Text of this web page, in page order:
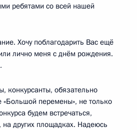
ребятами со всей нашей
Хочу поблагодарить Вас ещё
лично меня с днём рождения.
конкурсанты, обязательно
«Большой перемены», не только
будем встречаться,
на других площадках. Надеюсь